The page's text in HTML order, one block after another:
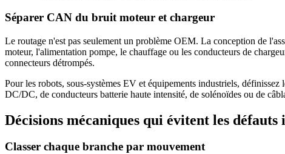
Séparer CAN du bruit moteur et chargeur
Le routage n'est pas seulement un problème OEM. La conception de
moteur, l'alimentation pompe, le chauffage ou les conducteurs de
connecteurs détrompés.
Pour les robots, sous-systèmes EV et équipements industriels,
DC/DC, de conducteurs batterie haute intensité, de solénoïdes ou de
Décisions mécaniques qui évitent les
Classer chaque branche par mouvement